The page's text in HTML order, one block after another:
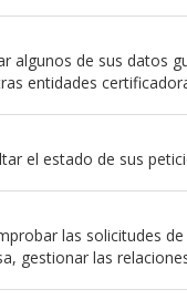
algunos de sus datos
entidades
el estado de sus
las solicitudes
gestionar las